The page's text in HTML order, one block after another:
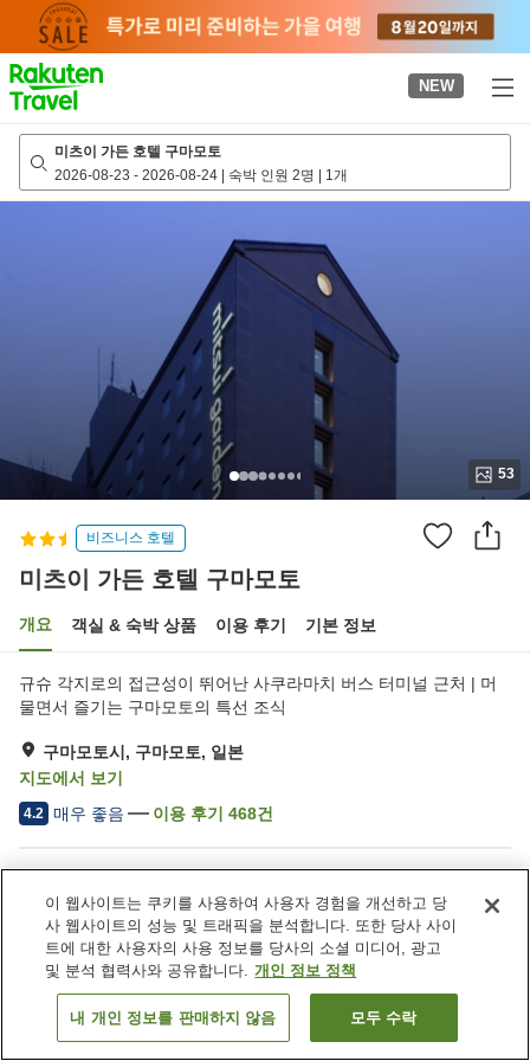
page
NEW
미츠이 가든 호텔 구마모토
2026-08-23 - 2026-08-24 | 숙박 인원 2명 | 1개
53
비즈니스 호텔
미츠이 가든 호텔 구마모토
개요 객실 & 숙박 상품 이용 후기 기본 정보
규슈 각지로의 접근성이 뛰어난 사쿠라마치 버스 터미널 근처 | 머
물면서 즐기는 구마모토의 특선 조식
구마모토시, 구마모토, 일본
지도에서 보기
4.2 매우 좋음 이용 후기 468건
주차장
레스토랑
자동판매기
회의실
객실 보기
이 웹사이트는 쿠키를 사용하여 사용자 경험을 개선하고 당
사 웹사이트의 성능 및 트래픽을 분석합니다. 또한 당사 사이
트에 대한 사용자의 사용 정보를 당사의 소셜 미디어, 광고
및 분석 협력사와 공유합니다. 개인 정보 정책
내 개인 정보를 판매하지 않음 모두 수락